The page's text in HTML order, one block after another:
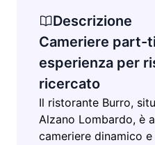
Descrizione
Cameriere part-
esperienza per
ricercato
Il ristorante Burro,
Alzano Lombardo, è
cameriere dinamico